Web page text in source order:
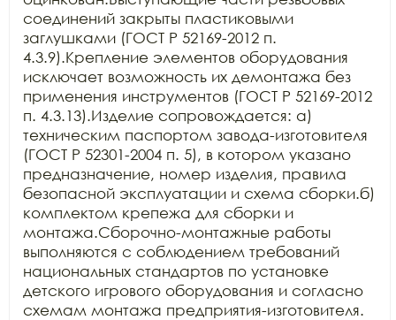
соединений закрыты пластиковыми
заглушками (ГОСТ Р 52169-2012 п.
4.3.9).Крепление элементов оборудования
исключает возможность их демонтажа без
применения инструментов (ГОСТ Р 52169-2012
п. 4.3.13).Изделие сопровождается: а)
техническим паспортом завода-изготовителя
(ГОСТ Р 52301-2004 п. 5), в котором указано
предназначение, номер изделия, правила
безопасной эксплуатации и схема сборки.б)
комплектом крепежа для сборки и
монтажа.Сборочно-монтажные работы
выполняются с соблюдением требований
национальных стандартов по установке
детского игрового оборудования и согласно
схемам монтажа предприятия-изготовителя.